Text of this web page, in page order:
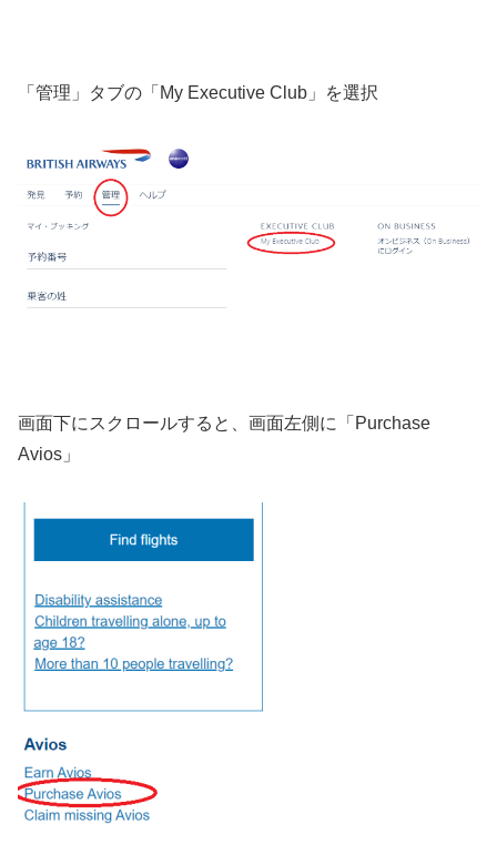
「管理」タブの「My Executive Club」を選択
画面下にスクロールすると、画面左側に「Purchase
Avios」